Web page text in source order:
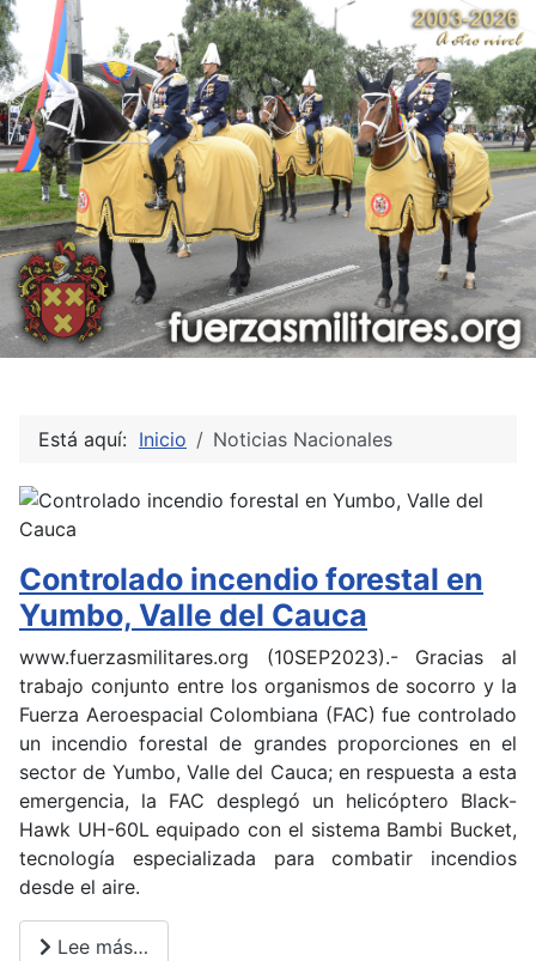
Está aquí: Inicio Noticias Nacionales
Controlado incendio forestal en
Yumbo, Valle del Cauca
www.fuerzasmilitares.org (10SEP2023).- Gracias al
trabajo conjunto entre los organismos de socorro y la
Fuerza Aeroespacial Colombiana (FAC) fue controlado
un incendio forestal de grandes proporciones en el
sector de Yumbo, Valle del Cauca; en respuesta a esta
emergencia, la FAC desplegó un helicóptero Black-
Hawk UH-60L equipado con el sistema Bambi Bucket,
tecnología especializada para combatir incendios
desde el aire.
Lee más…